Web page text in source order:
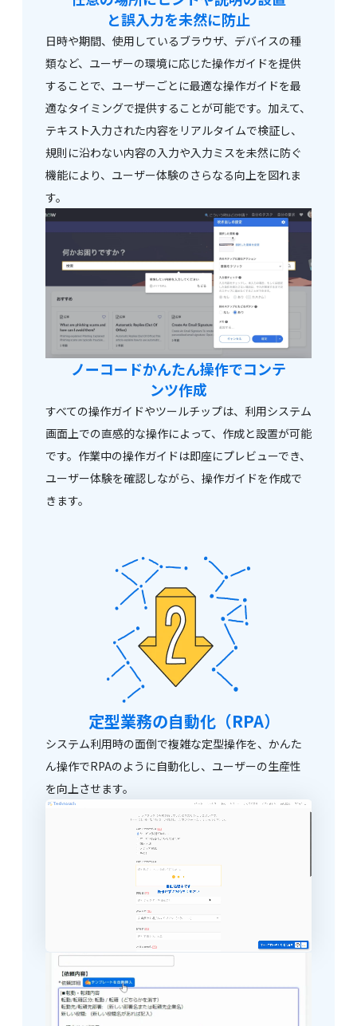
と誤入力を未然に防止
日時や期間、使用しているブラウザ、デバイスの種
類など、ユーザーの環境に応じた操作ガイドを提供
することで、ユーザーごとに最適な操作ガイドを最
適なタイミングで提供することが可能です。加えて、
テキスト入力された内容をリアルタイムで検証し、
規則に沿わない内容の入力や入力ミスを未然に防ぐ
機能により、ユーザー体験のさらなる向上を図れま
す。
ノーコードかんたん操作でコンテ
ンツ作成
すべての操作ガイドやツールチップは、利用システム
画面上での直感的な操作によって、作成と設置が可能
です。作業中の操作ガイドは即座にプレビューでき、
ユーザー体験を確認しながら、操作ガイドを作成で
きます。
定型業務の自動化（RPA）
システム利用時の面倒で複雑な定型操作を、かんた
ん操作でRPAのように自動化し、ユーザーの生産性
を向上させます。